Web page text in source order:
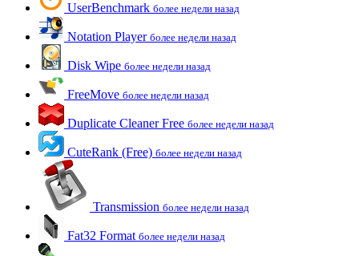
UserBenchmark более недели назад
Notation Player более недели назад
Disk Wipe более недели назад
FreeMove более недели назад
Duplicate Cleaner Free более недели назад
CuteRank (Free) более недели назад
Transmission более недели назад
Fat32 Format более недели назад